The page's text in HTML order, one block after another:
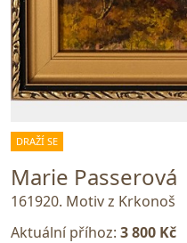
DRAŽÍ SE
Marie Passerová
161920. Motiv z Krkonoš
Aktuální příhoz: 3 800 Kč